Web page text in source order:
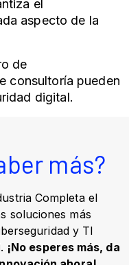
el
aspecto de la
de
consultoría pueden
digital.
más?
Completa el
soluciones más
y TI
¡No esperes más, da